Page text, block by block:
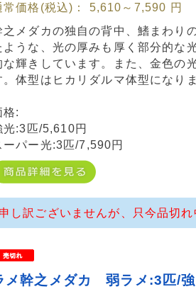
常価格(税込)： 5,610～7,590 円
之メダカの独自の背中、鰭まわり
ような、光の厚みも厚く部分的な
な輝きしています。また、金色の
。体型はヒカリダルマ体型になり
格:
光:3匹/5,610円
ーパー光:3匹/7,590円
申し訳ございませんが、只今品切
メ幹之メダカ 弱ラメ:3匹/